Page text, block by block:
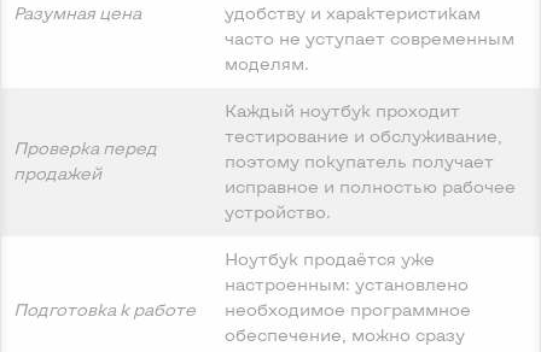
Разумная цена
удобству и характеристикам
часто не уступает современным
моделям.
Проверка перед
продажей
Каждый ноутбук проходит
тестирование и обслуживание,
поэтому покупатель получает
исправное и полностью рабочее
устройство.
Подготовка к работе
Ноутбук продаётся уже
настроенным: установлено
необходимое программное
обеспечение, можно сразу